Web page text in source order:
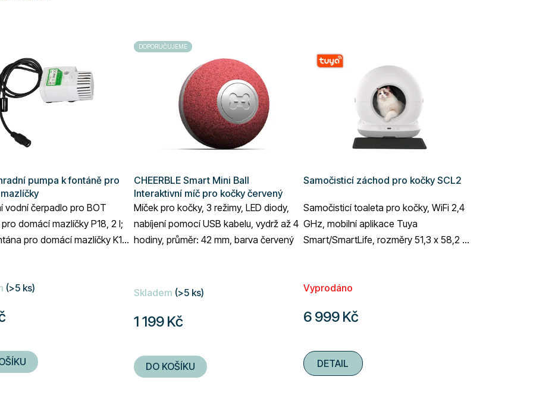
pumpa k fontáně pro
vodní čerpadlo pro BOT
domácí mazlíčky P18, 2 l;
pro domácí mazlíčky K15,
(>5 ks)
DOPORUČUJEME
CHEERBLE Smart Mini Ball
Interaktivní míč pro kočky červený
Míček pro kočky, 3 režimy, LED diody,
nabíjení pomocí USB kabelu, vydrž až 4
hodiny, průměr: 42 mm, barva červený
Skladem (>5 ks)
1 199 Kč
DO KOŠÍKU
Samočisticí záchod pro kočky SCL2
Samočisticí toaleta pro kočky, WiFi 2,4
GHz, mobilní aplikace Tuya
Smart/SmartLife, rozměry 51,3 x 58,2 x
hodnocení
je
z
5
Vyprodáno
6 999 Kč
DETAIL